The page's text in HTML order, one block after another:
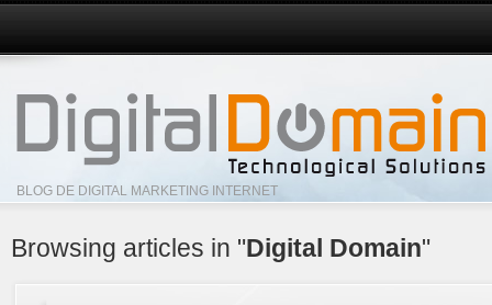
BLOG DE DIGITAL MARKETING INTERNET
Browsing articles in "Digital Domain"